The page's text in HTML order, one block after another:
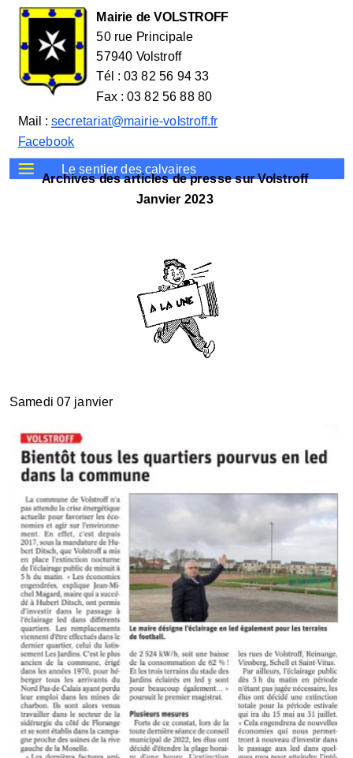
Mairie de VOLSTROFF
50 rue Principale
57940 Volstroff
Tél : 03 82 56 94 33
Fax : 03 82 56 88 80
Mail : secretariat@mairie-volstroff.fr
Facebook
Le sentier des calvaires
Archives des articles de presse sur Volstroff
Janvier 2023
Samedi 07 janvier